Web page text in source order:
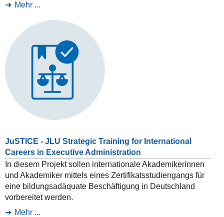
Mehr ...
JuSTICE - JLU Strategic Training for International
Careers in Executive Administration
In diesem Projekt sollen internationale Akademikerinnen
und Akademiker mittels eines Zertifikatsstudiengangs für
eine bildungsadäquate Beschäftigung in Deutschland
vorbereitet werden.
Mehr ...